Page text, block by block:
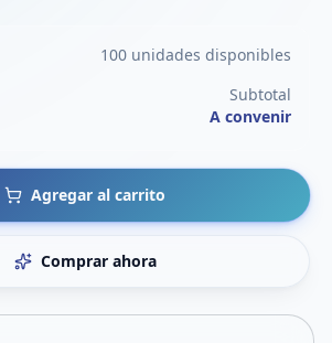
100 unidades disponibles
Subtotal
A convenir
Agregar al carrito
Comprar ahora